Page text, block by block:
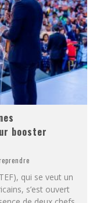
booster
qui se veut un
s’est ouvert